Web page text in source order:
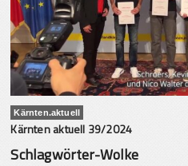
Kärnten.aktuell
Kärnten aktuell 39/2024
Schlagwörter-Wolke